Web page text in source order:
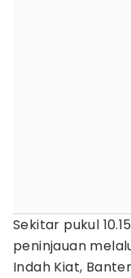
Sekitar pukul
peninjauan
Indah Kiat,